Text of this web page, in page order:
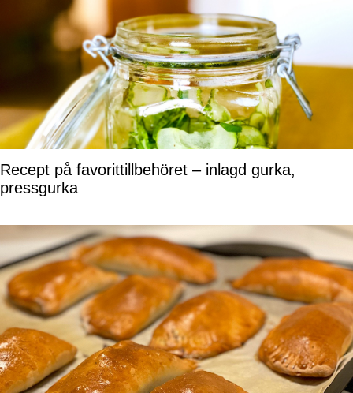
Recept på favorittillbehöret – inlagd gurka,
pressgurka